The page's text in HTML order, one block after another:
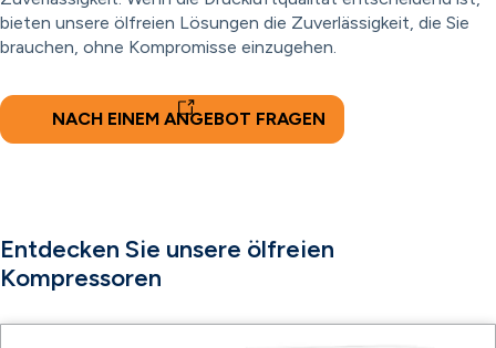
bieten unsere ölfreien Lösungen die Zuverlässigkeit, die Sie
brauchen, ohne Kompromisse einzugehen.
NACH EINEM ANGEBOT FRAGEN
Entdecken Sie unsere ölfreien
Kompressoren